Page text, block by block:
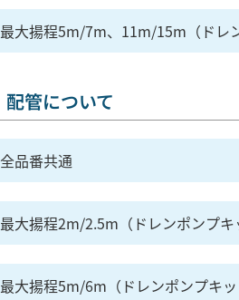
最大揚程5m/7m、11m/15m（ドレ
配管について
全品番共通
最大揚程2m/2.5m（ドレンポンプキ
最大揚程5m/6m（ドレンポンプキッ